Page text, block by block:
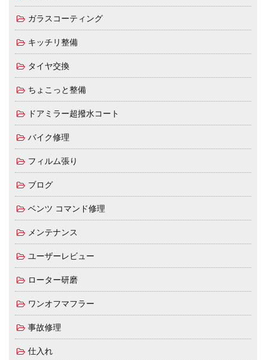
ガラスコーティング
キッチリ整備
タイヤ交換
ちょこっと整備
ドアミラー超撥水コート
バイク修理
フィルム張り
ブログ
ベンツ コマンド修理
メンテナンス
ユーザーレビュー
ローター研磨
ワンオフマフラー
事故修理
仕入れ